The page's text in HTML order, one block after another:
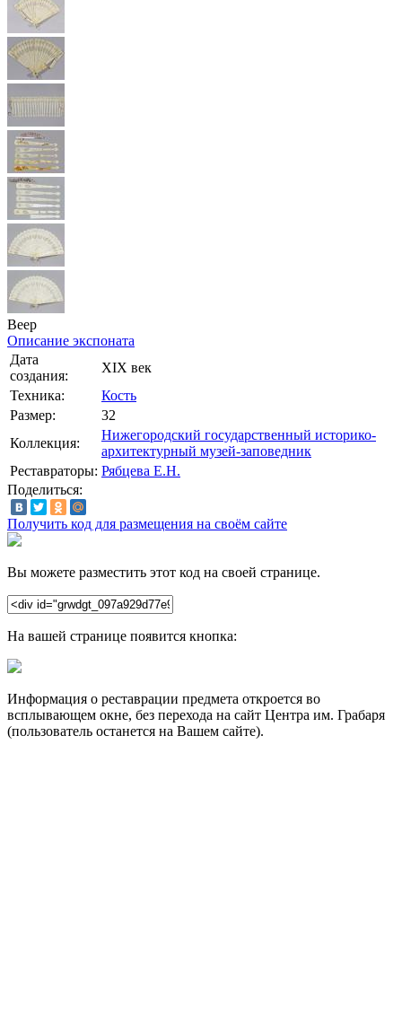
Веер
Описание экспоната
Дата
создания:
XIX век
Техника:
Кость
Размер:
32
Коллекция:
Нижегородский государственный историко-
архитектурный музей-заповедник
Реставраторы: Рябцева Е.Н.
Поделиться:
Получить код для размещения на своём сайте
Вы можете разместить этот код на своей странице.
На вашей странице появится кнопка:
Информация о реставрации предмета откроется во
всплывающем окне, без перехода на сайт Центра им. Грабаря
(пользователь останется на Вашем сайте).